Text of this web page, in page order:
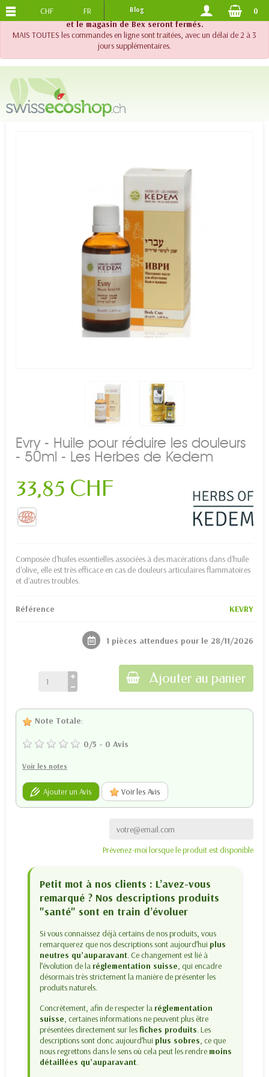
!! Important !! Jusqu'au 20 août 2026, le support téléphonique
et le magasin de Bex seront fermés.
MAIS TOUTES les commandes en ligne sont traitées, avec un délai de 2 à 3
jours supplémentaires.
PORTS OFFERTS DES 120.-
CHF FR Blog 0
Evry - Huile pour réduire les douleurs
- 50ml - Les Herbes de Kedem
33,85 CHF
Composée d'huiles essentielles associées à des macérations dans d'huile
d'olive, elle est très efficace en cas de douleurs articulaires flammatoires
et d'autres troubles.
Référence KEVRY
1 pièces attendues pour le 28/11/2026
Ajouter au panier
Note Totale:
0/5 - 0 Avis
Voir les notes
Ajouter un Avis Voir les Avis
Prévenez-moi lorsque le produit est disponible
Petit mot à nos clients : L’avez-vous
remarqué ? Nos descriptions produits
"santé" sont en train d’évoluer
Si vous connaissez déjà certains de nos produits, vous
remarquerez que nos descriptions sont aujourd’hui plus
neutres qu’auparavant. Ce changement est lié à
l’évolution de la réglementation suisse, qui encadre
désormais très strictement la manière de présenter les
produits naturels.
Concrètement, afin de respecter la réglementation
suisse, certaines informations ne peuvent plus être
présentées directement sur lesfiches produits. Les
descriptions sont donc aujourd’hui plus sobres, ce que
nous regrettons dans le sens où cela peut les rendre moins
détaillées qu’auparavant.